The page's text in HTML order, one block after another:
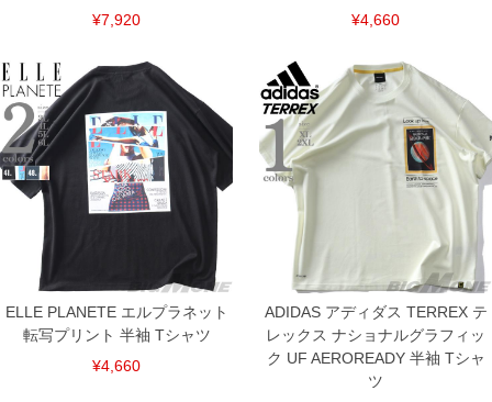
DETAIL
¥7,920
¥4,660
ELLE PLANETE エルプラネット
転写プリント 半袖 Tシャツ
¥4,660
ADIDAS アディダス TERREX テ
レックス ナショナルグラフィッ
ク UF AEROREADY 半袖 Tシャ
ツ